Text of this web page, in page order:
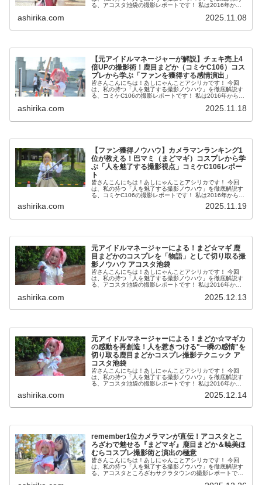
る、アコスタ池袋の撮影レポートです！ 私は2016年から
ashirika.com 2025.11.08
【元アイドルマネージャーが解説】チェキ売上4
倍UPの撮影術！鹿目まどか（コミケC106）コス
プレから学ぶ「ファンを獲得する感情演出」
皆さんこんにちは！あしにゃんことアシリカです！ 今回
は、私の持つ「人を魅了する撮影ノウハウ」を徹底解説す
る、コミケC106の撮影レポートです！ 私は2016年からコ
ashirika.com 2025.11.18
【ファン獲得ノウハウ】カメラマンランキング1
位が教える！巴マミ（まどマギ）コスプレから学
ぶ「人を魅了する撮影視点」コミケC106レポー
ト
皆さんこんにちは！あしにゃんことアシリカです！ 今回
は、私の持つ「人を魅了する撮影ノウハウ」を徹底解説す
る、コミケC106の撮影レポートです！ 私は2016年からコ
ashirika.com 2025.11.19
元アイドルマネージャーによる！まど☆マギ 鹿
目まどかのコスプレを「物語」として切り取る撮
影ノウハウ アコスタ池袋
皆さんこんにちは！あしにゃんことアシリカです！ 今回
は、私の持つ「人を魅了する撮影ノウハウ」を徹底解説す
る、アコスタ池袋の撮影レポートです！ 私は2016年から
ashirika.com 2025.12.13
元アイドルマネージャーによる！まどか☆マギカ
の感動を再創造！人を惹きつける"一瞬の感情"を
切り取る鹿目まどかコスプレ撮影テクニック ア
コスタ池袋
皆さんこんにちは！あしにゃんことアシリカです！ 今回
は、私の持つ「人を魅了する撮影ノウハウ」を徹底解説す
る、アコスタ池袋の撮影レポートです！ 私は2016年から
ashirika.com 2025.12.14
remember1位カメラマンが直伝！アコスタとこ
ろざわで魅せる『まどマギ』鹿目まどか＆暁美ほ
むらコスプレ撮影術と演出の極意
皆さんこんにちは！あしにゃんことアシリカです！ 今回
は、私の持つ「人を魅了する撮影ノウハウ」を徹底解説す
る、アコスタところざわサクラタウンの撮影レポートで